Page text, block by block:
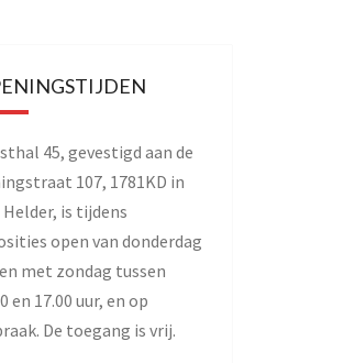
45, gevestigd aan de
107, 1781KD in
Helder, is tijdens
open van donderdag
met zondag tussen
en 17.00 uur, en op
De toegang is vrij.